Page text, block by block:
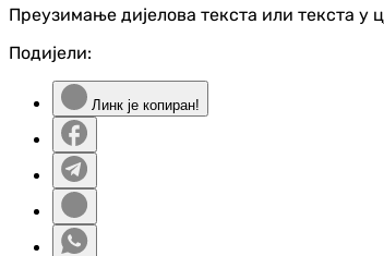
Преузимање дијелова текста или текста у
Подијели:
Линк је копиран!